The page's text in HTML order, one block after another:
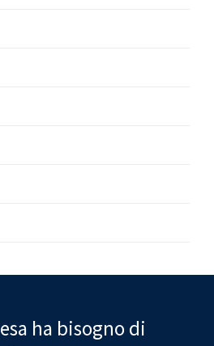
ha bisogno di